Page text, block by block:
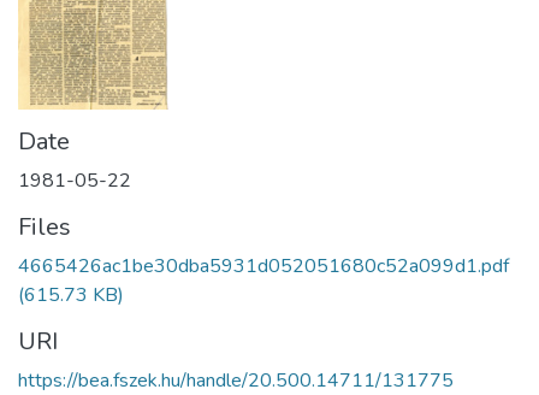
Date
1981-05-22
Files
4665426ac1be30dba5931d052051680c52a099d1.pdf
(615.73 KB)
URI
https://bea.fszek.hu/handle/20.500.14711/131775